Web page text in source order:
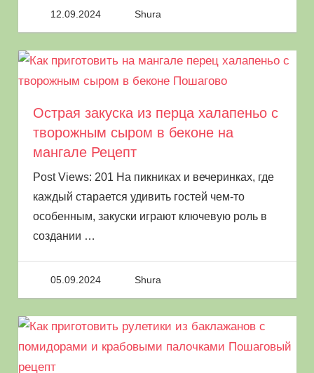
же, необходимо готовить свежие плоды, а не
приправ. В таком варианте сохранятся все
полезные свойства.
window.yaContextCb.push(()=>{
Ya.Context.AdvManager.render({ renderTo:
"yandex_rtb_R-A-8003868-6", blockId: "R-A-
12.09.2024 Shura
Острая закуска из перца халапеньо с
творожным сыром в беконе на
мангале Рецепт
Post Views: 201 На пикниках и вечеринках, где
каждый старается удивить гостей чем-то
особенным, закуски играют ключевую роль в
создании …
05.09.2024 Shura